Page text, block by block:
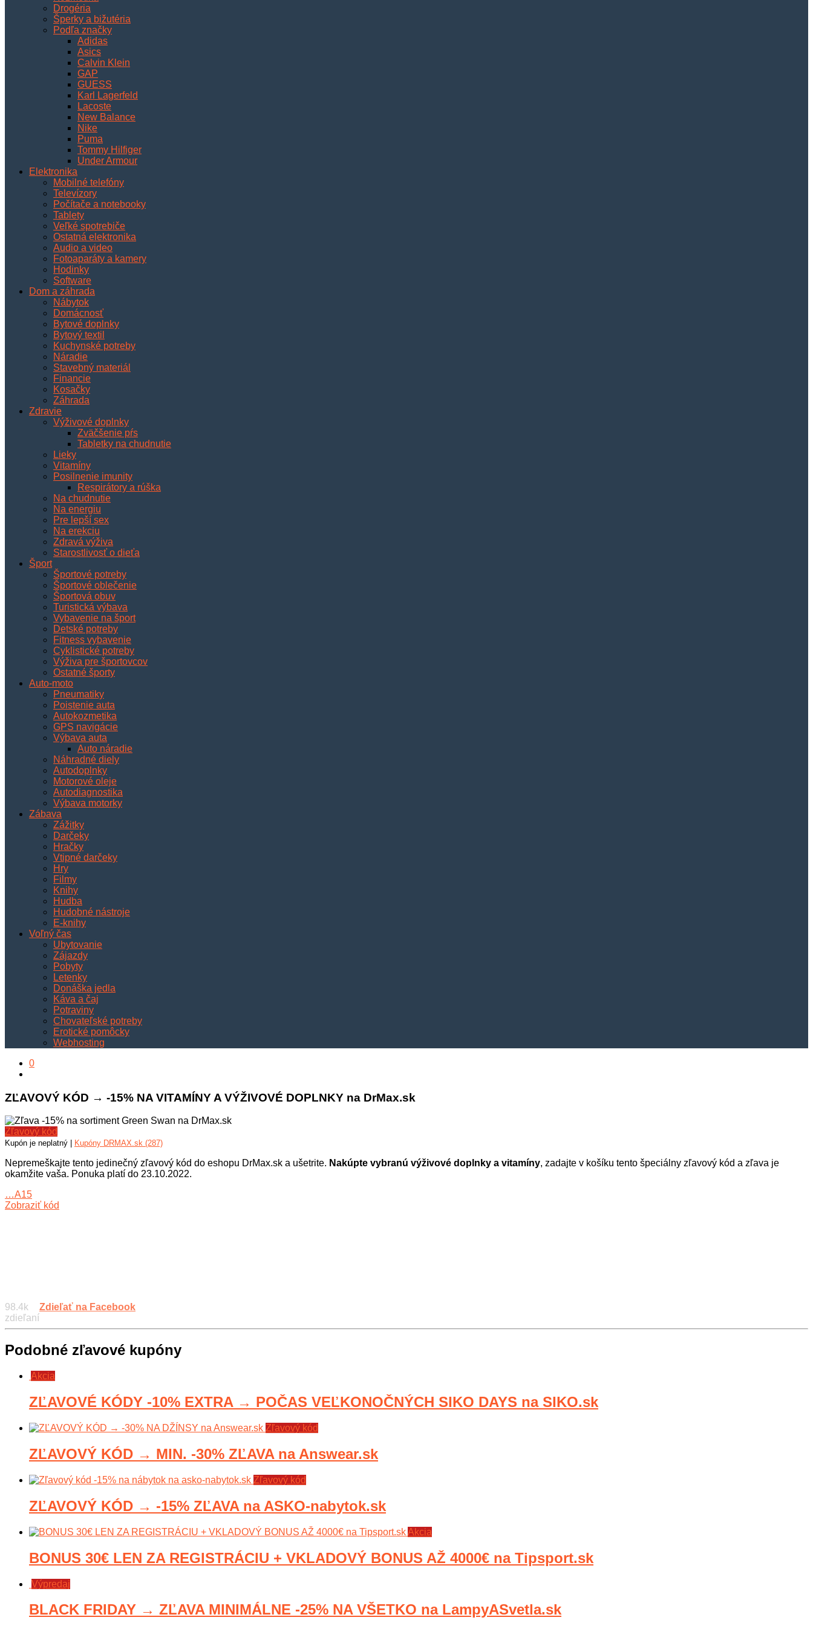
Drogéria
Šperky a bižutéria
Podľa značky
Adidas
Asics
Calvin Klein
GAP
GUESS
Karl Lagerfeld
Lacoste
New Balance
Nike
Puma
Tommy Hilfiger
Under Armour
Elektronika
Mobilné telefóny
Televízory
Počítače a notebooky
Tablety
Veľké spotrebiče
Ostatná elektronika
Audio a video
Fotoaparáty a kamery
Hodinky
Software
Dom a záhrada
Nábytok
Domácnosť
Bytové doplnky
Bytový textil
Kuchynské potreby
Náradie
Stavebný materiál
Financie
Kosačky
Záhrada
Zdravie
Výživové doplnky
Zväčšenie pŕs
Tabletky na chudnutie
Lieky
Vitamíny
Posilnenie imunity
Respirátory a rúška
Na chudnutie
Na energiu
Pre lepší sex
Na erekciu
Zdravá výživa
Starostlivosť o dieťa
Šport
Športové potreby
Športové oblečenie
Športová obuv
Turistická výbava
Vybavenie na šport
Detské potreby
Fitness vybavenie
Cyklistické potreby
Výživa pre športovcov
Ostatné športy
Auto-moto
Pneumatiky
Poistenie auta
Autokozmetika
GPS navigácie
Výbava auta
Auto náradie
Náhradné diely
Autodoplnky
Motorové oleje
Autodiagnostika
Výbava motorky
Zábava
Zážitky
Darčeky
Hračky
Vtipné darčeky
Hry
Filmy
Knihy
Hudba
Hudobné nástroje
E-knihy
Voľný čas
Ubytovanie
Zájazdy
Pobyty
Letenky
Donáška jedla
Káva a čaj
Potraviny
Chovateľské potreby
Erotické pomôcky
Webhosting
0
ZĽAVOVÝ KÓD → -15% NA VITAMÍNY A VÝŽIVOVÉ DOPLNKY na DrMax.sk
Zľavový kód
Kupón je neplatný | Kupóny DRMAX.sk (287)
Nepremeškajte tento jedinečný zľavový kód do eshopu DrMax.sk a ušetrite. Nakúpte vybranú výživové doplnky a vitamíny, zadajte v košíku tento špeciálny zľavový kód a zľava je
okamžite vaša. Ponuka platí do 23.10.2022.
…A15
Zobraziť kód
98.4k
zdieľaní
Zdieľať na Facebook
Podobné zľavové kupóny
Akcia
ZĽAVOVÉ KÓDY -10% EXTRA → POČAS VEĽKONOČNÝCH SIKO DAYS na SIKO.sk
Zľavový kód
ZĽAVOVÝ KÓD → MIN. -30% ZĽAVA na Answear.sk
Zľavový kód
ZĽAVOVÝ KÓD → -15% ZĽAVA na ASKO-nabytok.sk
Akcia
BONUS 30€ LEN ZA REGISTRÁCIU + VKLADOVÝ BONUS AŽ 4000€ na Tipsport.sk
Výpredaj
BLACK FRIDAY → ZĽAVA MINIMÁLNE -25% NA VŠETKO na LampyASvetla.sk